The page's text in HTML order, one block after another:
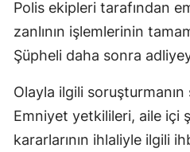
Polis ekipleri tarafından
zanlının işlemlerinin
Şüpheli daha sonra
Olayla ilgili
Emniyet yetkilileri, aile içi
kararlarının ihlaliyle ilgili